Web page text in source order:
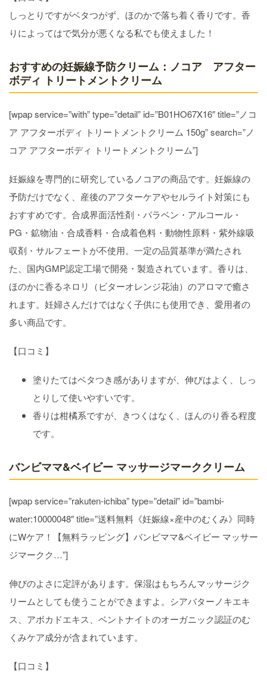
しっとりですがベタつがず、ほのかで落ち着く香りです。香
りによってはで気分が悪くなる私でも使えました！
おすすめの妊娠線予防クリーム：ノコア アフター
ボディ トリートメントクリーム
[wpap service=”with” type=”detail” id=”B01HO67X16″ title=”ノコ
ア アフターボディ トリートメントクリーム 150g” search=”ノ
コア アフターボディ トリートメントクリーム”]
妊娠線を専門的に研究しているノコアの商品です。妊娠線の
予防だけでなく、産後のアフターケアやセルライト対策にも
おすすめです。合成界面活性剤・パラベン・アルコール・
PG・鉱物油・合成香料・合成着色料・動物性原料・紫外線吸
収剤・サルフェートが不使用。一定の品質基準が満たされ
た、国内GMP認定工場で開発・製造されています。香りは、
ほのかに香るネロリ（ビターオレンジ花油）のアロマで癒さ
れます。妊婦さんだけではなく子供にも使用でき、愛用者の
多い商品です。
【口コミ】
塗りたてはベタつき感がありますが、伸びはよく、しっ
とりして使いやすいです。
香りは柑橘系ですが、きつくはなく、ほんのり香る程度
です。
バンビママ&ベイビー マッサージマーククリーム
[wpap service=”rakuten-ichiba” type=”detail” id=”bambi-
water:10000048″ title=”送料無料《妊娠線×産中のむくみ》同時
にWケア！【無料ラッピング】バンビママ&ベイビー マッサー
ジマークク…”]
伸びのよさに定評があります。保湿はもちろんマッサージク
リームとしても使うことができますよ。シアバターノキエキ
ス、アボカドエキス、ベントナイトのオーガニック認証のむ
くみケア成分が含まれています。
【口コミ】